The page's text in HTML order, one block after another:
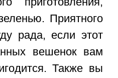
Приятного
рада, если этот
вешенок вам
Также вы